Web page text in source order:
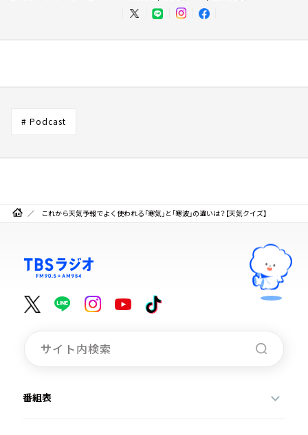
# Podcast
これから天気予報でよく使われる「寒気」と「寒波」の違いは？【天気クイズ】
番組表